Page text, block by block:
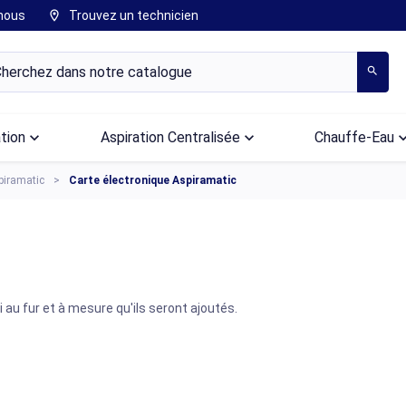
location_on Trouvez un technicien
search
keyboard_arrow_down Aspiration Centraliséekeyboard_arrow_down Chauffe-Eau
Carte électronique Aspiramatic
fur et à mesure qu'ils seront ajoutés.